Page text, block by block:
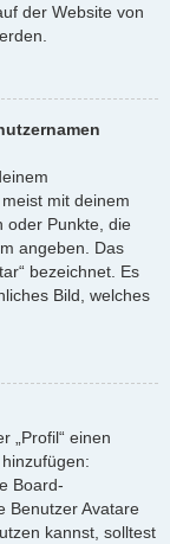
der Website von
mit deinem
oder Punkte, die
angeben. Das
bezeichnet. Es
Bild, welches
„Profil“ einen
Board-
Benutzer Avatare
kannst, solltest